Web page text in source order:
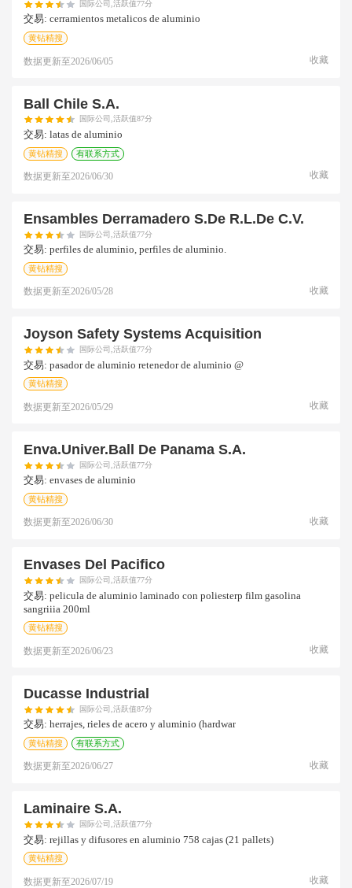
国际公司,活跃值77分
交易: cerramientos metalicos de aluminio
黄钻精搜
数据更新至2026/06/05 收藏
Ball Chile S.a.
国际公司,活跃值87分
交易: latas de aluminio
黄钻精搜 有联系方式
数据更新至2026/06/30 收藏
Ensambles Derramadero S.de R.l.de C.v.
国际公司,活跃值77分
交易: perfiles de aluminio, perfiles de aluminio.
黄钻精搜
数据更新至2026/05/28 收藏
Joyson Safety Systems Acquisition
国际公司,活跃值77分
交易: pasador de aluminio retenedor de aluminio @
黄钻精搜
数据更新至2026/05/29 收藏
Enva.univer.ball De Panama S.a.
国际公司,活跃值77分
交易: envases de aluminio
黄钻精搜
数据更新至2026/06/30 收藏
Envases Del Pacifico
国际公司,活跃值77分
交易: pelicula de aluminio laminado con poliesterp film gasolina
sangriiia 200ml
黄钻精搜
数据更新至2026/06/23 收藏
Ducasse Industrial
国际公司,活跃值87分
交易: herrajes, rieles de acero y aluminio (hardwar
黄钻精搜 有联系方式
数据更新至2026/06/27 收藏
Laminaire S.a.
国际公司,活跃值77分
交易: rejillas y difusores en aluminio 758 cajas (21 pallets)
黄钻精搜
数据更新至2026/07/19 收藏